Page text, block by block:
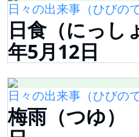
日々の出来事（ひびの
日食（にっ
年5月12日
日々の出来事（ひびの
梅雨（つゆ